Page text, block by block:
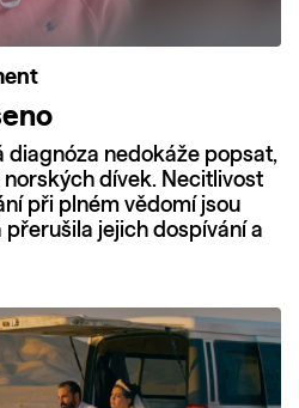
diagnóza nedokáže popsat,
dívek. Necitlivost
při plném vědomí jsou
jejich dospívání a